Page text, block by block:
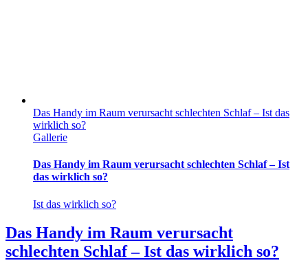
Das Handy im Raum verursacht schlechten Schlaf – Ist das
wirklich so?
Gallerie
Das Handy im Raum verursacht schlechten Schlaf – Ist
das wirklich so?
Ist das wirklich so?
Das Handy im Raum verursacht
schlechten Schlaf – Ist das wirklich so?